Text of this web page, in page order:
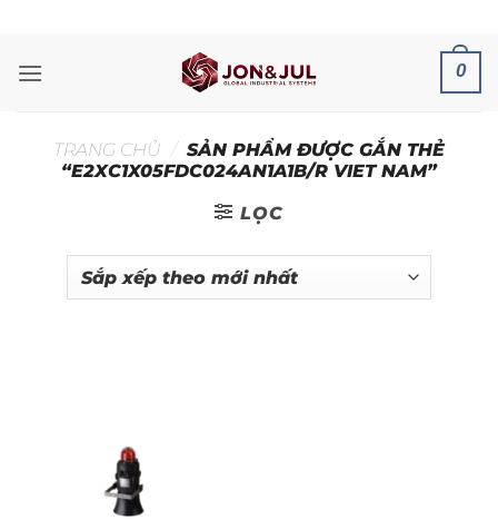
nội
0
TRANG CHỦ / SẢN PHẨM ĐƯỢC GẮN THẺ
“E2XC1X05FDC024AN1A1B/R VIET NAM”
LỌC